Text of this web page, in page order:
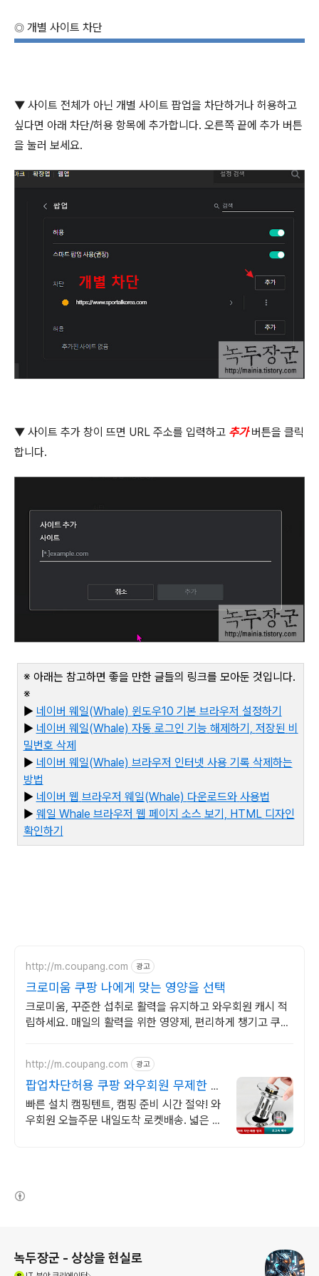
◎ 개별 사이트 차단
▼ 사이트 전체가 아닌 개별 사이트 팝업을 차단하거나 허용하고
싶다면 아래 차단/허용 항목에 추가합니다. 오른쪽 끝에 추가 버튼
을 눌러 보세요.
▼ 사이트 추가 창이 뜨면 URL 주소를 입력하고 추가 버튼을 클릭
합니다.
※ 아래는 참고하면 좋을 만한 글들의 링크를 모아둔 것입니다.
※
▶ 네이버 웨일(Whale) 윈도우10 기본 브라우저 설정하기
▶ 네이버 웨일(Whale) 자동 로그인 기능 해제하기, 저장된 비
밀번호 삭제
▶ 네이버 웨일(Whale) 브라우저 인터넷 사용 기록 삭제하는
방법
▶ 네이버 웹 브라우저 웨일(Whale) 다운로드와 사용법
▶ 웨일 Whale 브라우저 웹 페이지 소스 보기, HTML 디자인
확인하기
http://m.coupang.com 광고
크로미움 쿠팡 나에게 맞는 영양을 선택
크로미움, 꾸준한 섭취로 활력을 유지하고 와우회원 캐시 적
립하세요. 매일의 활력을 위한 영양제, 편리하게 챙기고 쿠팡
http://m.coupang.com 광고
팝업차단허용 쿠팡 와우회원 무제한 무
료배송
빠른 설치 캠핑텐트, 캠핑 준비 시간 절약! 와
우회원 오늘주문 내일도착 로켓배송. 넓은 텐
녹두장군 - 상상을 현실로